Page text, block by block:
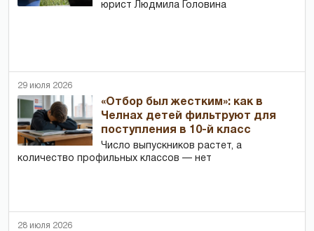
юрист Людмила Головина
29 июля 2026
«Отбор был жестким»: как в
Челнах детей фильтруют для
поступления в 10-й класс
Число выпускников растет, а
количество профильных классов — нет
28 июля 2026